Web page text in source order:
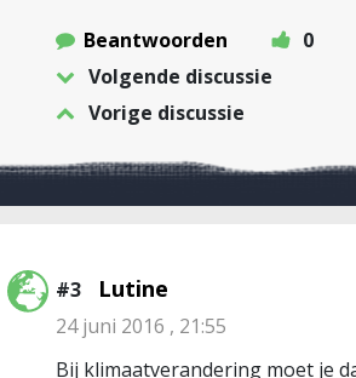
Beantwoorden
0
Volgende discussie
Vorige discussie
#3 Lutine
24 juni 2016 , 21:55
Bij klimaatverandering moet je